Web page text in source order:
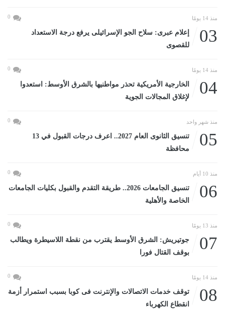
منذ 14 يومًا 0
03
إعلام عبرى: سلاح الجو الإسرائيلى يرفع درجة الاستعداد
للقصوى
منذ 14 يومًا 0
04
الخارجية الأمريكية تحذر مواطنيها بالشرق الأوسط: استعدوا
لإغلاق المجالات الجوية
منذ شهر واحد 0
05
تنسيق الثانوى العام 2027.. اعرف درجات القبول في 13
محافظة
منذ 10 أيام 0
06
تنسيق الجامعات 2026.. طريقة التقدم والقبول بكليات الجامعات
الخاصة والأهلية
منذ 13 يومًا 0
07
جوتيريش: الشرق الأوسط يقترب من نقطة اللاسيطرة ويطالب
بوقف القتال فورا
منذ 14 يومًا 0
08
توقف خدمات الاتصالات والإنترنت فى كوبا بسبب استمرار أزمة
انقطاع الكهرباء